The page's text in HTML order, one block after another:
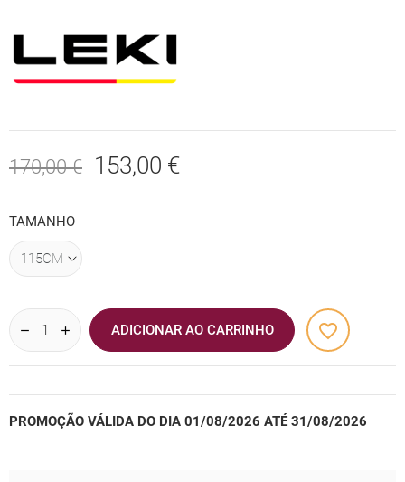
170,00 € 153,00 €
TAMANHO
ADICIONAR AO CARRINHO favorite_border
PROMOÇÃO VÁLIDA DO DIA 01/08/2026 ATÉ 31/08/2026